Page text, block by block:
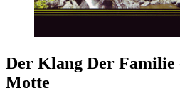
Der Klang Der Familie
Motte